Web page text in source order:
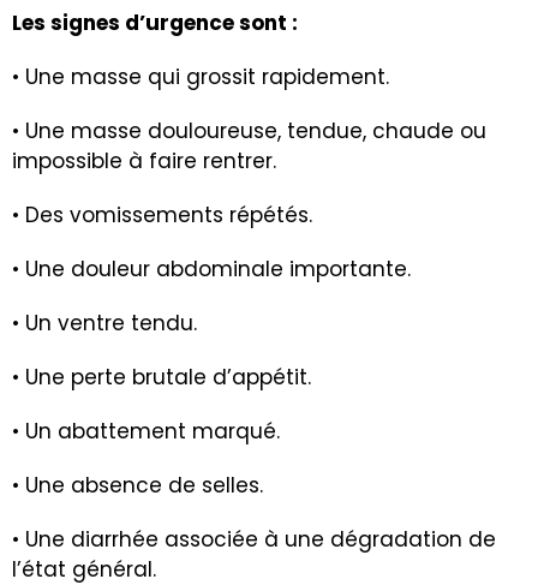
Les signes d’urgence sont :
• Une masse qui grossit rapidement.
• Une masse douloureuse, tendue, chaude ou
impossible à faire rentrer.
• Des vomissements répétés.
• Une douleur abdominale importante.
• Un ventre tendu.
• Une perte brutale d’appétit.
• Un abattement marqué.
• Une absence de selles.
• Une diarrhée associée à une dégradation de
l’état général.